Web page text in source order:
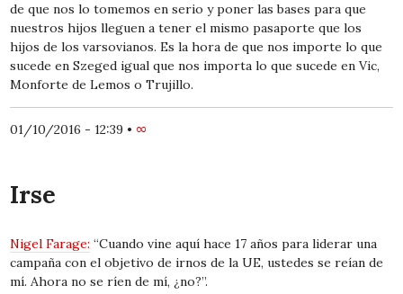
de que nos lo tomemos en serio y poner las bases para que
nuestros hijos lleguen a tener el mismo pasaporte que los
hijos de los varsovianos. Es la hora de que nos importe lo que
sucede en Szeged igual que nos importa lo que sucede en Vic,
Monforte de Lemos o Trujillo.
01/10/2016 - 12:39 • ∞
Irse
Nigel Farage: “Cuando vine aquí hace 17 años para liderar una
campaña con el objetivo de irnos de la UE, ustedes se reían de
mí. Ahora no se ríen de mí, ¿no?”.